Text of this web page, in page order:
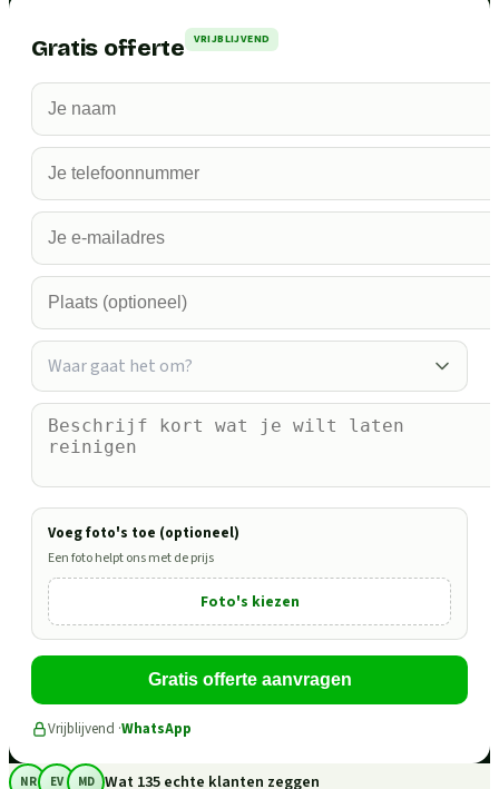
Gratis offerte VRIJBLIJVEND
Waar gaat het om?
Voeg foto's toe (optioneel)
Een foto helpt ons met de prijs
Foto's kiezen
Gratis offerte aanvragen
Vrijblijvend ·WhatsApp
NR EV MD Wat 135 echte klanten zeggen